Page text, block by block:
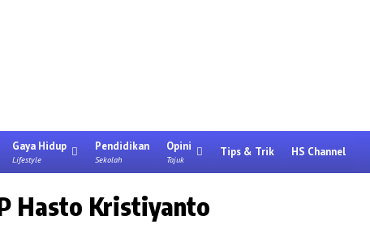
Gaya Hidup
Lifestyle
Pendidikan
Sekolah
Opini
Tajuk
Tips & Trik HS Channel
Hasto Kristiyanto